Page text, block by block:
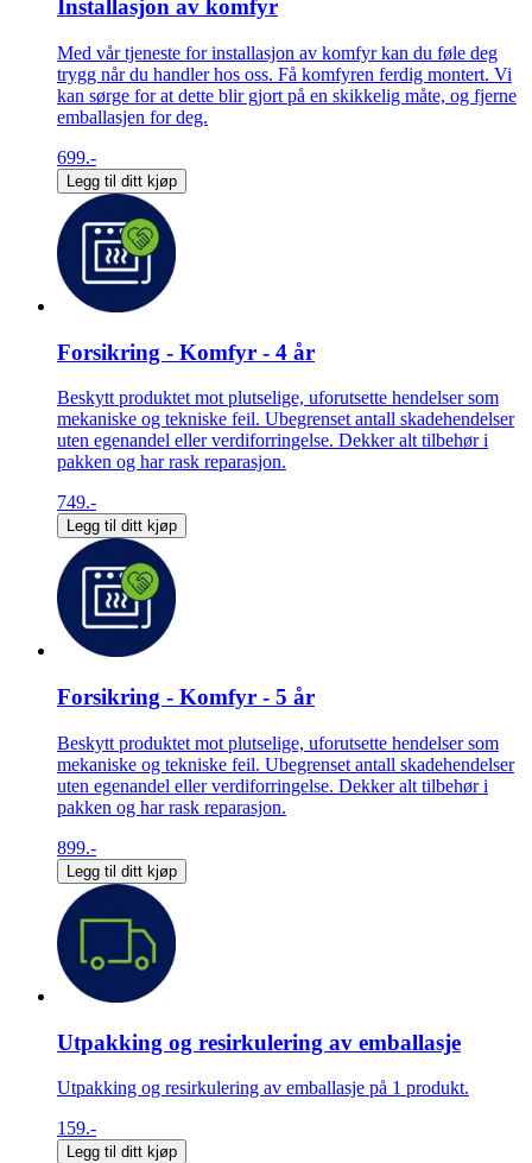
Installasjon av komfyr
Med vår tjeneste for installasjon av komfyr kan du føle deg
trygg når du handler hos oss. Få komfyren ferdig montert. Vi
kan sørge for at dette blir gjort på en skikkelig måte, og fjerne
emballasjen for deg.
699.-
Legg til ditt kjøp
Forsikring - Komfyr - 4 år
Beskytt produktet mot plutselige, uforutsette hendelser som
mekaniske og tekniske feil. Ubegrenset antall skadehendelser
uten egenandel eller verdiforringelse. Dekker alt tilbehør i
pakken og har rask reparasjon.
749.-
Legg til ditt kjøp
Forsikring - Komfyr - 5 år
Beskytt produktet mot plutselige, uforutsette hendelser som
mekaniske og tekniske feil. Ubegrenset antall skadehendelser
uten egenandel eller verdiforringelse. Dekker alt tilbehør i
pakken og har rask reparasjon.
899.-
Legg til ditt kjøp
Utpakking og resirkulering av emballasje
Utpakking og resirkulering av emballasje på 1 produkt.
159.-
Legg til ditt kjøp